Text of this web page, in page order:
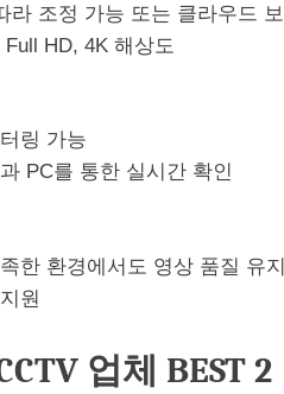
라 조정 가능 또는 클라우드
HD, 4K 해상도
링 가능
PC를 통한 실시간 확인
한 환경에서도 영상 품질 유지
원
업체 BEST 2